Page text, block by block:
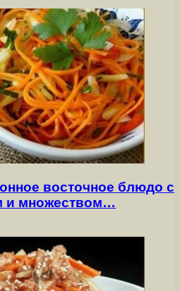
восточное блюдо с
и множеством…